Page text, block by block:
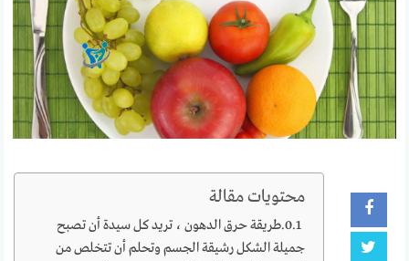
محتويات مقالة
طريقة حرق الدهون ، تريد كل سيدة أن تصبح
جميلة الشكل رشيقة الجسم وتحلم أن تتخلص من